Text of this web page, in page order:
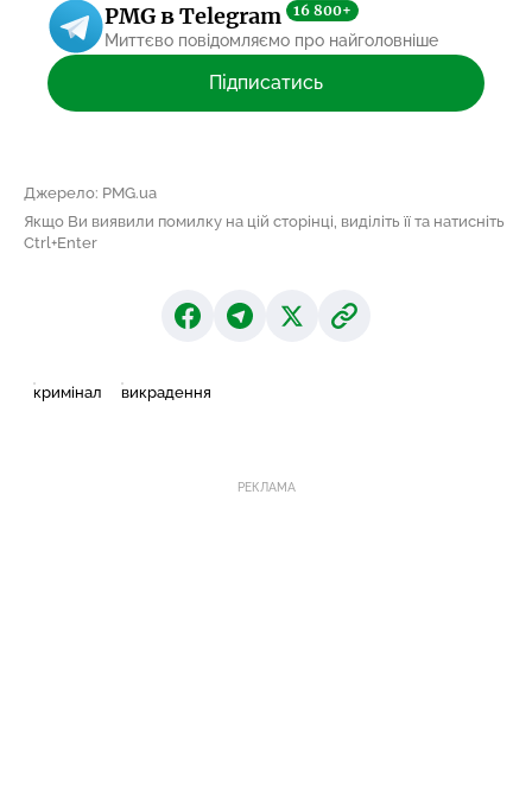
PMG в Telegram 16 800+
Миттєво повідомляємо про найголовніше
Підписатись
Джерело: PMG.ua
Якщо Ви виявили помилку на цій сторінці, виділіть її та натисніть
Ctrl+Enter
кримінал викрадення
РЕКЛАМА